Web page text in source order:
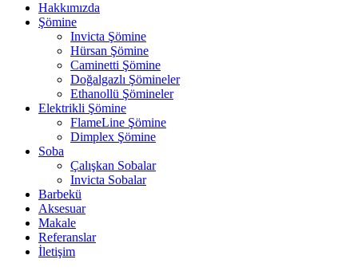
Hakkımızda
Şömine
Invicta Şömine
Hürsan Şömine
Caminetti Şömine
Doğalgazlı Şömineler
Ethanollü Şömineler
Elektrikli Şömine
FlameLine Şömine
Dimplex Şömine
Soba
Çalışkan Sobalar
Invicta Sobalar
Barbekü
Aksesuar
Makale
Referanslar
İletişim